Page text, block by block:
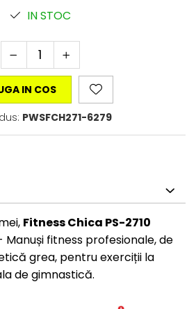
IN STOC
IN COS
PWSFCH271-6279
Fitness Chica PS-2710
fitness profesionale, de
grea, pentru exerciții la
de gimnastică.